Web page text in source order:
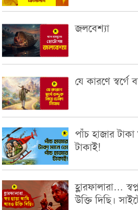
জলবেশ্যা
যে কারণে
পাঁচ হাজার
টাকাই!
হ্লারফালারা…
উক্তি দিছি।